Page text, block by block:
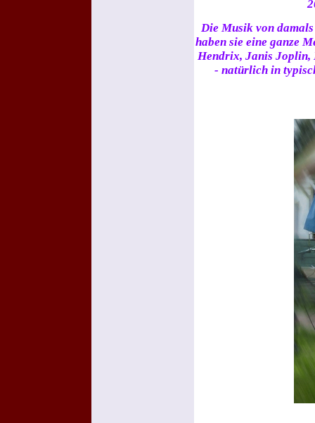
Die Musik von
haben sie eine ganze
Hendrix, Janis Joplin,
- natürlich in